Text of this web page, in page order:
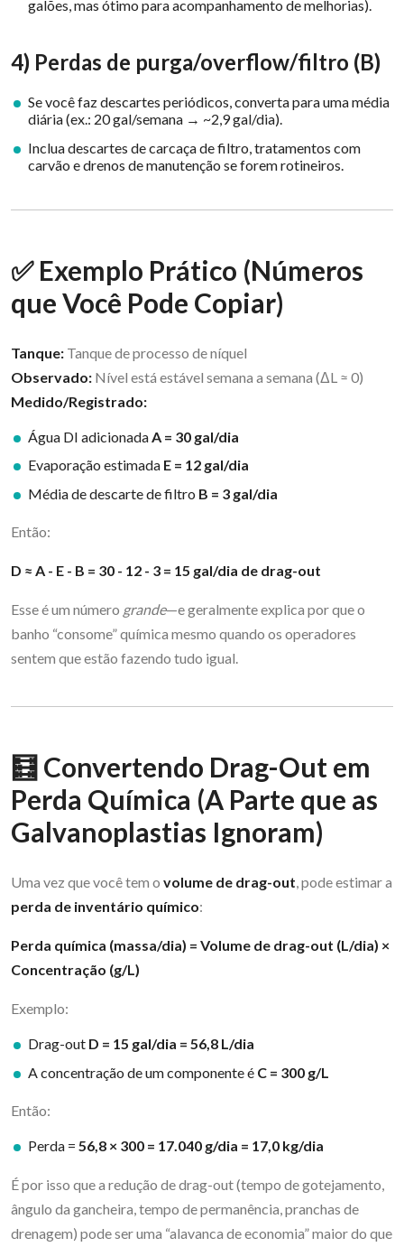
galões, mas ótimo para acompanhamento de melhorias).
4) Perdas de purga/overflow/filtro (B)
Se você faz descartes periódicos, converta para uma média
diária (ex.: 20 gal/semana → ~2,9 gal/dia).
Inclua descartes de carcaça de filtro, tratamentos com
carvão e drenos de manutenção se forem rotineiros.
✅ Exemplo Prático (Números
que Você Pode Copiar)
Tanque: Tanque de processo de níquel
Observado: Nível está estável semana a semana (ΔL ≈ 0)
Medido/Registrado:
Água DI adicionada A = 30 gal/dia
Evaporação estimada E = 12 gal/dia
Média de descarte de filtro B = 3 gal/dia
Então:
D ≈ A - E - B = 30 - 12 - 3 = 15 gal/dia de drag-out
Esse é um número grande—e geralmente explica por que o
banho “consome” química mesmo quando os operadores
sentem que estão fazendo tudo igual.
🧮 Convertendo Drag-Out em
Perda Química (A Parte que as
Galvanoplastias Ignoram)
Uma vez que você tem o volume de drag-out, pode estimar a
perda de inventário químico:
Perda química (massa/dia) = Volume de drag-out (L/dia) ×
Concentração (g/L)
Exemplo:
Drag-out D = 15 gal/dia = 56,8 L/dia
A concentração de um componente é C = 300 g/L
Então:
Perda =56,8 × 300 = 17.040 g/dia = 17,0 kg/dia
É por isso que a redução de drag-out (tempo de gotejamento,
ângulo da gancheira, tempo de permanência, pranchas de
drenagem) pode ser uma “alavanca de economia” maior do que